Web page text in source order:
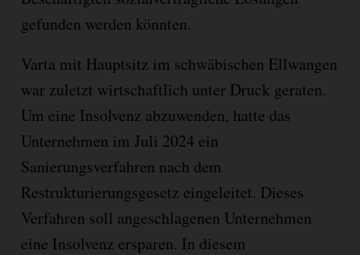
gefunden werden könnten.
Varta mit Hauptsitz im schwäbischen Ellwangen
war zuletzt wirtschaftlich unter Druck geraten.
Um eine Insolvenz abzuwenden, hatte das
Unternehmen im Juli 2024 ein
Sanierungsverfahren nach dem
Restrukturierungsgesetz eingeleitet. Dieses
Verfahren soll angeschlagenen Unternehmen
eine Insolvenz ersparen. In diesem